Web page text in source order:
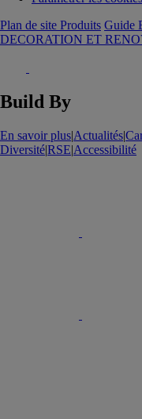
Plan de site Produits Guide
DECORATION ET
Build By
En savoir plus|Actualités|
Diversité|RSE|Accessibilité